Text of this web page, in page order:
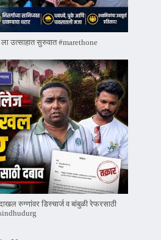
उत्साहात सुरुवात #marethone
रुग्णांवर डिस्चार्ज व बांबुळी रेफरसाठी